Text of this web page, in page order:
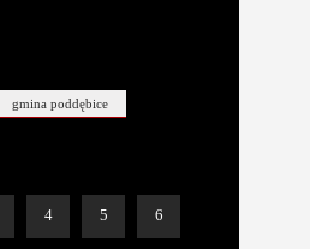
gmina poddębice
4 5 6